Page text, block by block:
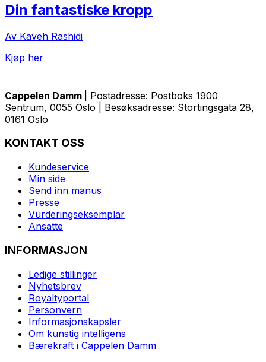
Din fantastiske kropp
Av Kaveh Rashidi
Kjøp her
Cappelen Damm
| Postadresse: Postboks 1900
Sentrum, 0055 Oslo | Besøksadresse: Stortingsgata 28,
0161 Oslo
KONTAKT OSS
Kundeservice
Min side
Send inn manus
Presse
Vurderingseksemplar
Ansatte
INFORMASJON
Ledige stillinger
Nyhetsbrev
Royaltyportal
Personvern
Informasjonskapsler
Om kunstig intelligens
Bærekraft i Cappelen Damm